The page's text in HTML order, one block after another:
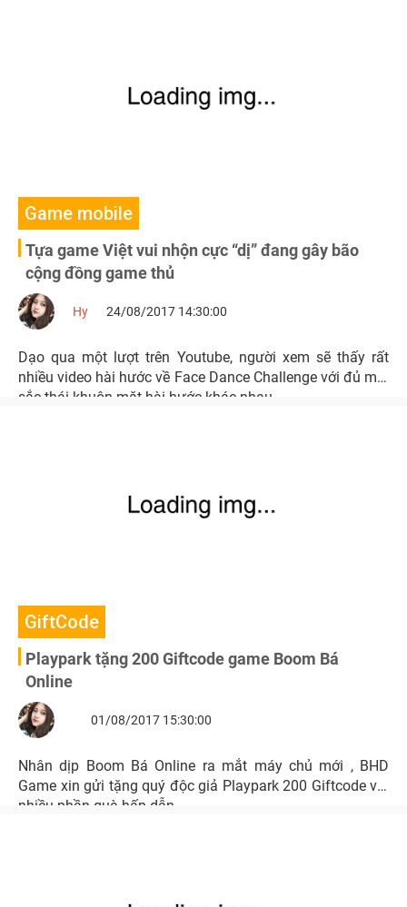
Game mobile
Tựa game Việt vui nhộn cực “dị” đang gây bão
cộng đồng game thủ
Hy 24/08/2017 14:30:00
Dạo qua một lượt trên Youtube, người xem sẽ thấy rất
nhiều video hài hước về Face Dance Challenge với đủ mọi
sắc thái khuôn mặt hài hước khác nhau.
GiftCode
Playpark tặng 200 Giftcode game Boom Bá
Online
01/08/2017 15:30:00
Nhân dịp Boom Bá Online ra mắt máy chủ mới , BHD
Game xin gửi tặng quý độc giả Playpark 200 Giftcode với
nhiều phần quà hấp dẫn.